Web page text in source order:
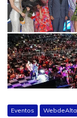
Eventos WebdeAlta